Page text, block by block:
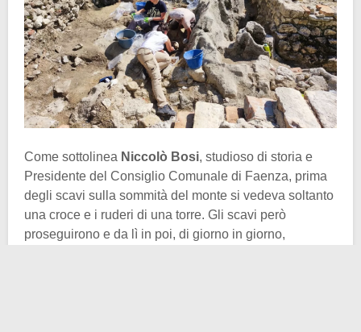
Come sottolinea Niccolò Bosi, studioso di storia e
Presidente del Consiglio Comunale di Faenza, prima
degli scavi sulla sommità del monte si vedeva soltanto
una croce e i ruderi di una torre. Gli scavi però
proseguirono e da lì in poi, di giorno in giorno,